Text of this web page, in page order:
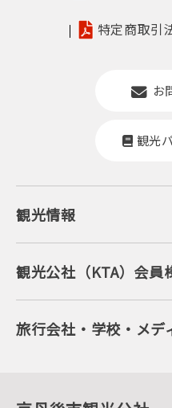
特定商取引
お
観光
観光情報
京丹後について
ジオパークの絶景
キャンプ・グランピ
自然景観
旬の食
フルーツ
美術館・資料館
観光公社（KTA）会員
KTA会員コミュニティ
会員向けサービス
KTAニュースレター
会員加入・会員情報（
旅行会社・学校・メデ
プレスリリース